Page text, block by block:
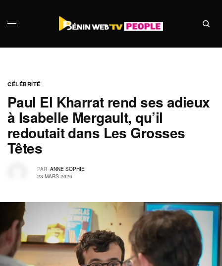
CÉLÉBRITÉ
Paul El Kharrat rend ses adieux
à Isabelle Mergault, qu’il
redoutait dans Les Grosses
Têtes
PAR ANNE SOPHIE
23 MARS 2026